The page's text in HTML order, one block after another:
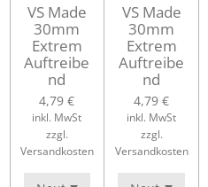
VS Made
30mm
Extrem
Auftreibe
nd
4,79 €
inkl. MwSt
zzgl.
Versandkosten
VS Made
30mm
Extrem
Auftreibe
nd
4,79 €
inkl. MwSt
zzgl.
Versandkosten